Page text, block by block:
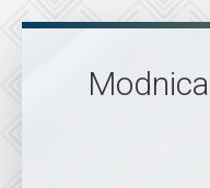
Modnica